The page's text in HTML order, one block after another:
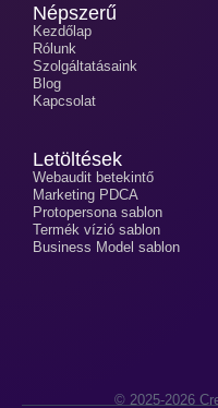
Népszerű
Kezdőlap
Rólunk
Szolgáltatásaink
Blog
Kapcsolat
Letöltések
Webaudit betekintő
Marketing PDCA
Protopersona sablon
Termék vízió sablon
Business Model sablon
© 2025-2026